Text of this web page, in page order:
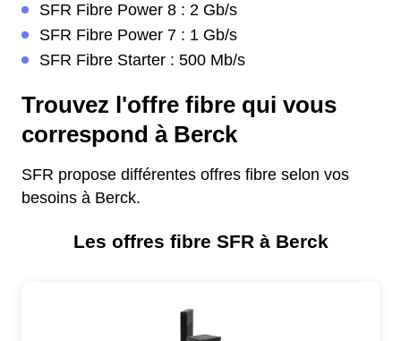
SFR Fibre Power 8 : 2 Gb/s
SFR Fibre Power 7 : 1 Gb/s
SFR Fibre Starter : 500 Mb/s
Trouvez l'offre fibre qui vous
correspond à Berck
SFR propose différentes offres fibre selon vos
besoins à Berck.